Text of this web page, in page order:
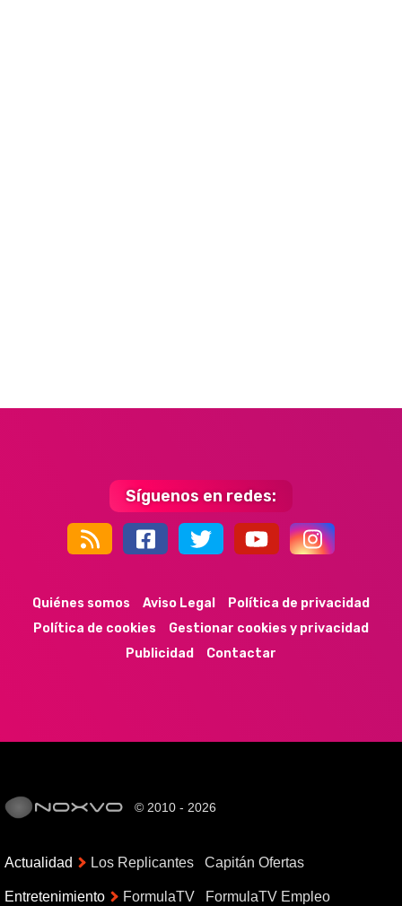
Síguenos en redes:
44k 9k 35k 352
Quiénes somos Aviso Legal
Política de privacidad
Política de cookies
Gestionar cookies y privacidad
Publicidad
Contactar
© 2010 - 2026
Actualidad Los Replicantes Capitán Ofertas
Entretenimiento FormulaTV
FormulaTV Empleo